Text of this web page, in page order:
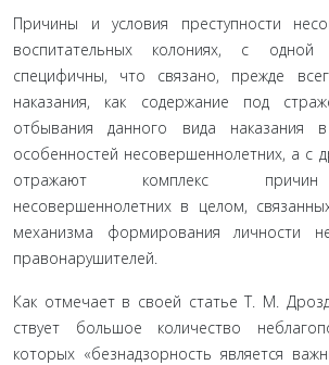
Причины и условия преступности
воспитательных колониях, с
специфич­ны, что связано, прежде
наказания, как содержание под
отбывания данного вида наказания
особенностей несовершен­нолетних, а с
отражают комплекс при­чин
несовершеннолетних в целом,
механизма формирования личности
правонарушителей.
Как отмечает в своей статье Т. М.
ствует большое количество
которых «безнадзорность является